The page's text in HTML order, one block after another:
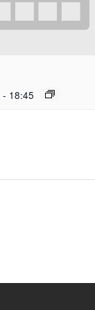
- 18:45